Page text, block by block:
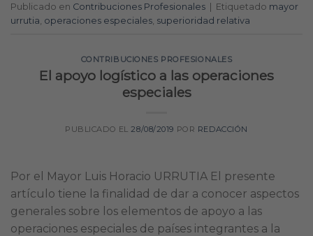
Publicado en Contribuciones Profesionales Etiquetado mayor
urrutia operaciones especiales superioridad relativa
CONTRIBUCIONES PROFESIONALES
El apoyo logístico a las operaciones
especiales
PUBLICADO EL28/08/2019 POR REDACCIÓN
Por el Mayor Luis Horacio URRUTIA El presente
artículo tiene la finalidad de dar a conocer aspectos
generales sobre los elementos de apoyo a las
operaciones especiales de países integrantes a la